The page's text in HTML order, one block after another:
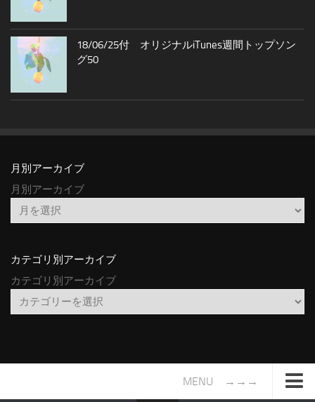
18/06/25付 オリジナルiTunes週間トップソン
グ50
月別アーカイブ
月別アーカイブ
カテゴリ別アーカイブ
カテゴリ別アーカイブ
MENU →→→